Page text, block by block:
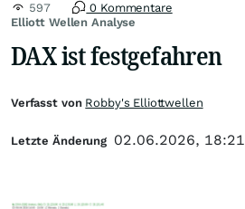
Elliott Wellen Analyse
597 0 Kommentare
DAX ist festgefahren
Verfasst von Robby's Elliottwellen
Letzte Änderung 02.06.2026, 18:21